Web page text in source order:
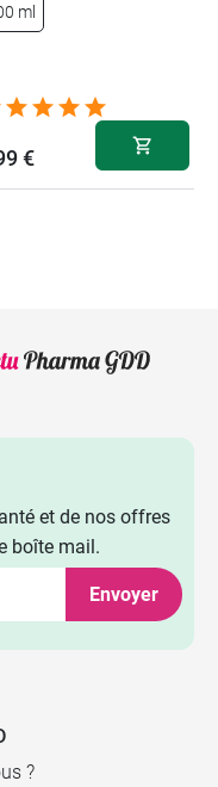
ml
€
et de nos offres
boîte mail.
Envoyer
?